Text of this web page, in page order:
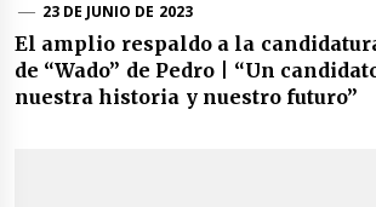
23 DE JUNIO DE 2023
El amplio respaldo a la
de “Wado” de Pedro | “Un
nuestra historia y nuestro futuro”